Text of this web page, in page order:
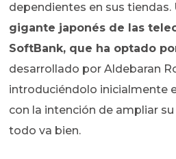
dependientes en sus tiendas.
gigante japonés de las
SoftBank, que ha optado
desarrollado por Aldebaran
introduciéndolo inicialmente
con la intención de ampliar
todo va bien.